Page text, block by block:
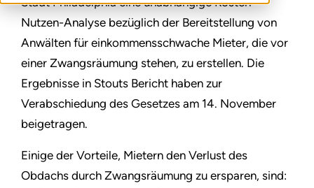
Nutzen-Analyse bezüglich der Bereitstellung von
Anwälten für einkommensschwache Mieter, die vor
einer Zwangsräumung stehen, zu erstellen. Die
Ergebnisse in Stouts Bericht haben zur
Verabschiedung des Gesetzes am 14. November
beigetragen.
Einige der Vorteile, Mietern den Verlust des
Obdachs durch Zwangsräumung zu ersparen, sind: